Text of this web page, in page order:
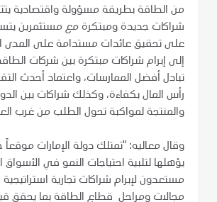
من الطاقة بطريقة مسؤولة واقتصادية
شراكات جديدة ومبتكرة مع مستثمرين
على تحقيق عائدات مستدامة على المدى
إلى إبرام شراكات مبتكرة بين شركات
تبادل أفضل الممارسات، واعتماد أحدث
رأس المال بكفاءة، وكذلك شراكات بين
والمنتجة لمواكبة تحول الطلب من غرب
وقال معاليه: "تمتلك دولة الإمارات موقعاً
يؤهلها لتلبية احتياجات النمو في الأسواق
مستعدون لإبرام شراكات تجارية
مجالات ومراحل قطاع الطاقة بما يحقق